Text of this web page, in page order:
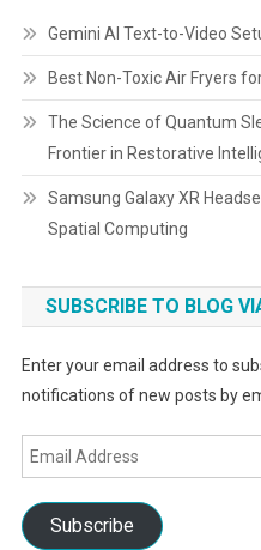
Gemini AI Text-to-Video
Best Non-Toxic Air Fryers
The Science of Quantum
Frontier in Restorative
Samsung Galaxy XR
Spatial Computing
SUBSCRIBE TO BLOG
Enter your email address to
notifications of new posts by
Email
Address
Subscribe